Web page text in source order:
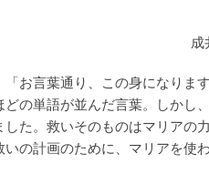
成
お言葉通り、この身になりま
の単語が並んだ言葉。しかし
た。救いそのものはマリアの
の計画のために、マリアを使